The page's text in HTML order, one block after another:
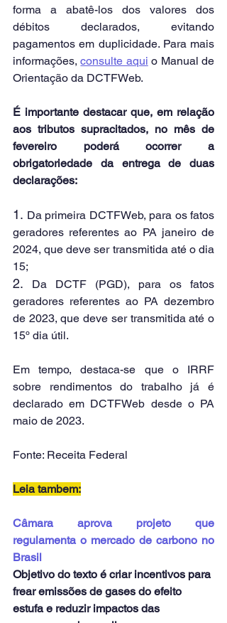
forma a abatê-los dos valores dos
débitos declarados, evitando
pagamentos em duplicidade. Para mais
informações, consulte aqui o Manual de
Orientação da DCTFWeb.
É importante destacar que, em relação
aos tributos supracitados, no mês de
fevereiro poderá ocorrer a
obrigatoriedade da entrega de duas
declarações:
1. Da primeira DCTFWeb, para os fatos
geradores referentes ao PA janeiro de
2024, que deve ser transmitida até o dia
15;
2.
Da DCTF (PGD), para os fatos
geradores referentes ao PA dezembro
de 2023, que deve ser transmitida até o
15º dia útil.
Em tempo, destaca-se que o IRRF
sobre rendimentos do trabalho já é
declarado em DCTFWeb desde o PA
maio de 2023.
Fonte: Receita Federal
Leia tambem:
Câmara aprova projeto que
regulamenta o mercado de carbono no
Brasil
Objetivo do texto é criar incentivos para
frear emissões de gases do efeito
estufa e reduzir impactos das